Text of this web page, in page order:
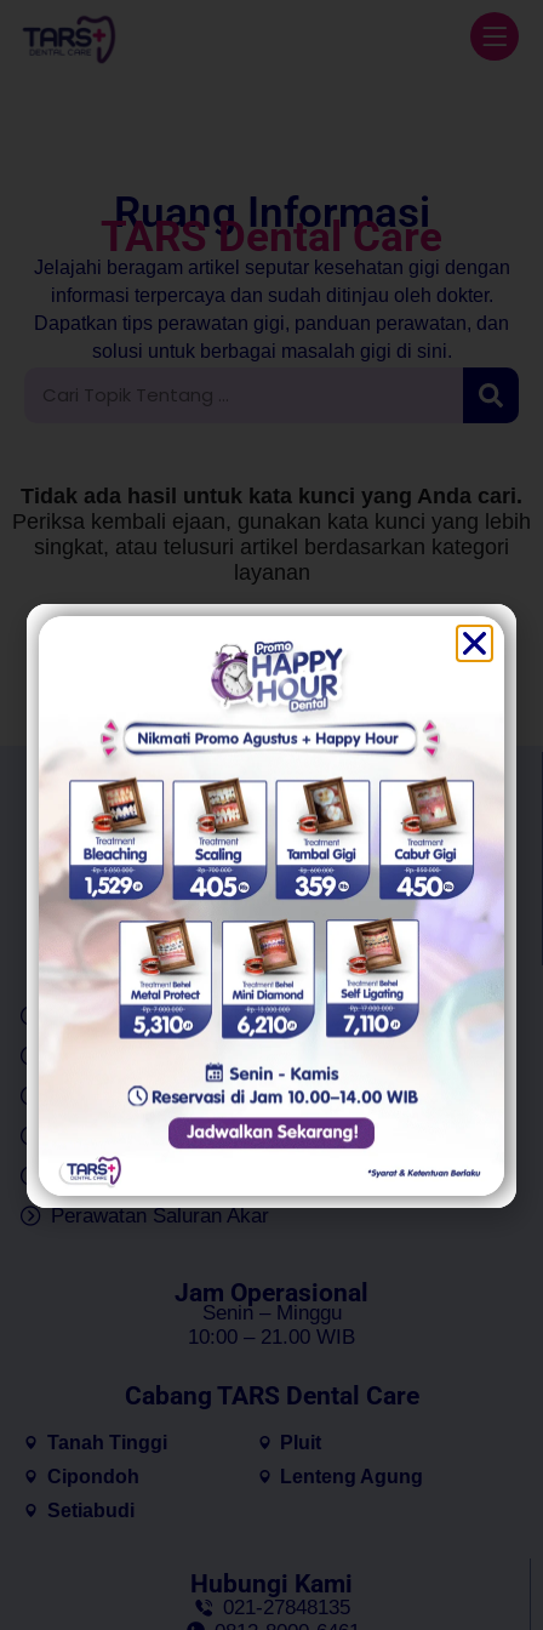
Ruang Informasi
TARS Dental Care
Jelajahi beragam artikel seputar kesehatan gigi dengan
informasi terpercaya dan sudah ditinjau oleh dokter.
Dapatkan tips perawatan gigi, panduan perawatan, dan
solusi untuk berbagai masalah gigi di sini.
Tidak ada hasil untuk kata kunci yang Anda cari.
Periksa kembali ejaan, gunakan kata kunci yang lebih
singkat, atau telusuri artikel berdasarkan kategori
layanan
"Trust Your Smile With Us"
Kami berkomitmen untuk memberikan pelayanan berkualitas
untuk semua masalah kesehatan gigi Anda.
Layanan
Scaling Gigi
Cabut Gigi
Bleaching Gigi
Perawatan Saluran Akar
Cabut Gigi Bungsu
Implan Gigi
Gigi Palsu
Perawatan Gigi Anak
Jam Operasional
Senin – Minggu
10:00 – 21.00 WIB
Cabang TARS Dental Care
Tanah Tinggi
Cipondoh
Setiabudi
Pluit
Lenteng Agung
Hubungi Kami
021-27848135